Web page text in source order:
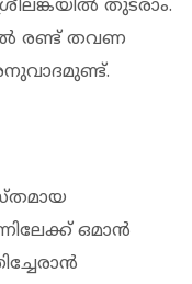
തുടരാം.
രണ്ട് തവണ
ഒമാൻ